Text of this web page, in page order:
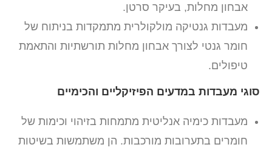
אבחון מחלות, בעיקר סרטן.
מעבדות גנטיקה מולקולרית מתמקדות בניתוח של
חומר גנטי לצורך אבחון מחלות תורשתיות והתאמת
טיפולים.
סוגי מעבדות במדעים הפיזיקליים והכימיים
מעבדות כימיה אנליטית מתמחות בזיהוי וכימות של
חומרים בתערובות מורכבות. הן משתמשות בשיטות